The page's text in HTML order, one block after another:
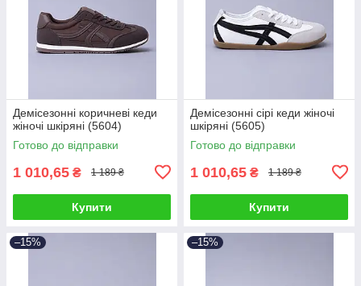
Демісезонні коричневі кеди
жіночі шкіряні (5604)
Готово до відправки
1 010,65 ₴ 1 189 ₴
Купити
Демісезонні сірі кеди жіночі
шкіряні (5605)
Готово до відправки
1 010,65 ₴ 1 189 ₴
Купити
–15% –15%